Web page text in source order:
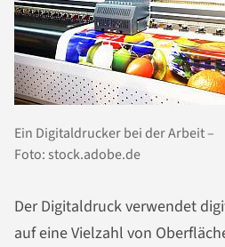
Ein Digitaldrucker bei der Arbeit –
Foto: stock.adobe.de
Der Digitaldruck verwendet
auf eine Vielzahl von